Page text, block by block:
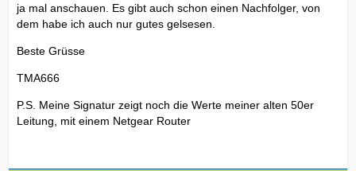
ja mal anschauen. Es gibt auch schon einen Nachfolger, von
dem habe ich auch nur gutes gelsesen.
Beste Grüsse
TMA666
P.S. Meine Signatur zeigt noch die Werte meiner alten 50er
Leitung, mit einem Netgear Router